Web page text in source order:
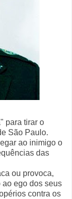
para tirar o
São Paulo.
ao inimigo o
das
ou provoca,
ao ego dos seus
contra os